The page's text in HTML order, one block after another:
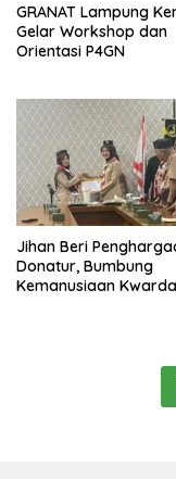
GRANAT Lampung
Gelar Workshop dan
Orientasi P4GN
Jihan Beri
Donatur, Bumbung
Kemanusiaan Kwarda